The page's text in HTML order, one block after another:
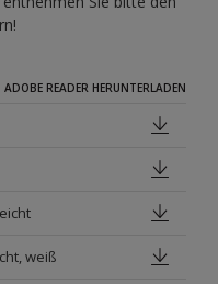
ADOBE READER HERUNTERLADEN
weiß